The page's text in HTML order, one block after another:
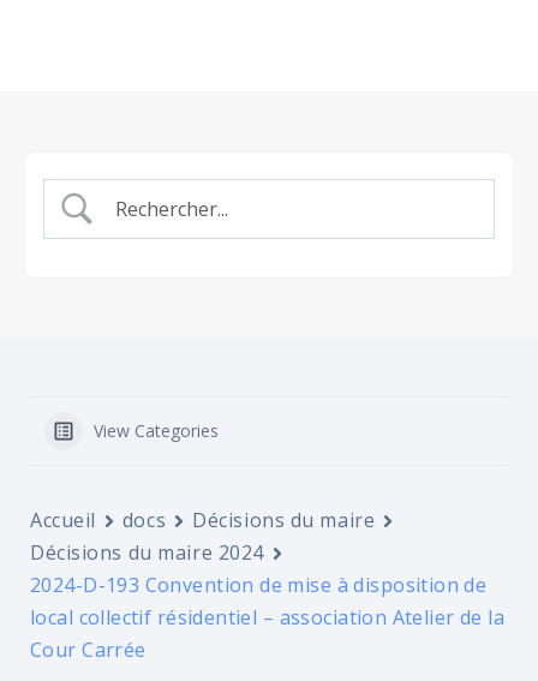
View Categories
Accueil docs
Décisions du maire
Décisions du maire 2024
2024-D-193 Convention de mise à disposition de
local collectif résidentiel – association Atelier de la
Cour Carrée